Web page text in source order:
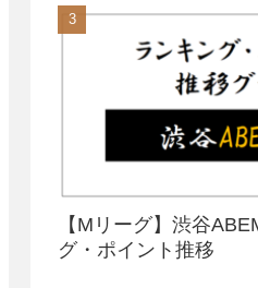
【Mリーグ】渋谷
グ・ポイント推移